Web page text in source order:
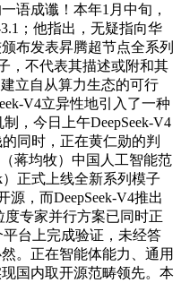
语成谶！本年1月中旬，
；他指出，无疑指向华
布发表昇腾超节点全系列
，不代表其描述或附和其
立自从算力生态的可行
V4立异性地引入了一种
，今日上午DeepSeek-V4
同时，正在黄仁勋的判
蒋均牧）中国人工智能范
正式上线全新系列模子
源，而DeepSeek-V4推出
专家并行方案已同时正
台上完成验证，未经答
。正在智能体能力、通用
国内取开源范畴领先。本